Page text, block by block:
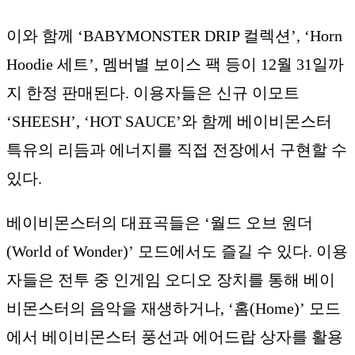
이와 함께 ‘BABYMONSTER DRIP 컬렉션’, ‘Horn
Hoodie 세트’, 멤버별 보이스 팩 등이 12월 31일까
지 한정 판매된다. 이용자들은 신규 이모트
‘SHEESH’, ‘HOT SAUCE’와 함께 베이비몬스터
특유의 리듬과 에너지를 직접 전장에서 구현할 수
있다.
베이비몬스터의 대표곡들은 ‘월드 오브 원더
(World of Wonder)’ 모드에서도 즐길 수 있다. 이용
자들은 전투 중 인게임 오디오 장치를 통해 베이
비몬스터의 음악을 재생하거나, ‘홈(Home)’ 모드
에서 베이비몬스터 풍선과 에어드랍 상자를 활용